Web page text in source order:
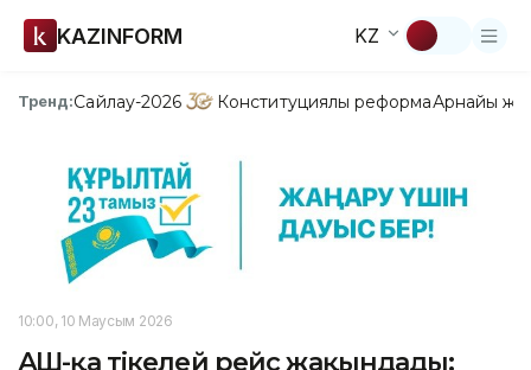
KAZINFORM KZ
Тренд:Сайлау-2026 Конституциялық реформаАрнайы
10:00, 10 Маусым 2026
АҚШ-қа тікелей рейс жақындады: